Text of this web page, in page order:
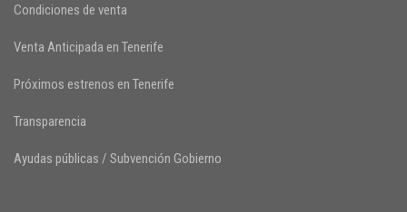
Condiciones de venta
Venta Anticipada en Tenerife
Próximos estrenos en Tenerife
Transparencia
Ayudas públicas / Subvención Gobierno